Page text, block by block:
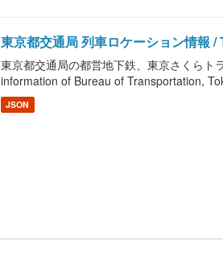
東京都交通局 列車ロケーション情
東京都交通局の都営地下鉄、東京さくらト
information of Bureau of Transportation,
JSON